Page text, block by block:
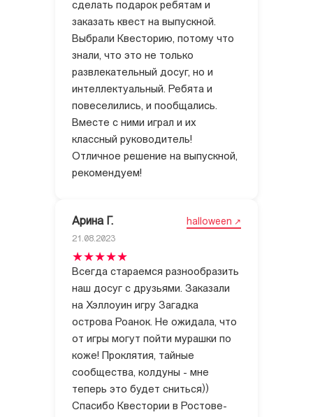
сделать подарок ребятам и
заказать квест на выпускной.
Выбрали Квесторию, потому что
знали, что это не только
развлекательный досуг, но и
интеллектуальный. Ребята и
повеселились, и пообщались.
Вместе с ними играл и их
классный руководитель!
Отличное решение на выпускной,
рекомендуем!
Арина Г. halloween
21.08.2023
Всегда стараемся разнообразить
наш досуг с друзьями. Заказали
на Хэллоуин игру Загадка
острова Роанок. Не ожидала, что
от игры могут пойти мурашки по
коже! Проклятия, тайные
сообщества, колдуны - мне
теперь это будет сниться))
Спасибо Квестории в Ростове-